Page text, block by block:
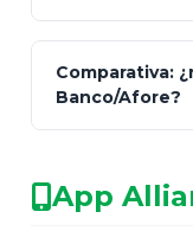
netWorth
patrimonio con
redes sociales.
legalmente
Comparativa:
Banco/Afore?
App